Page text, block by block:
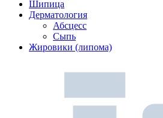
Шипица
Дерматология
Абсцесс
Сыпь
Жировики (липома)